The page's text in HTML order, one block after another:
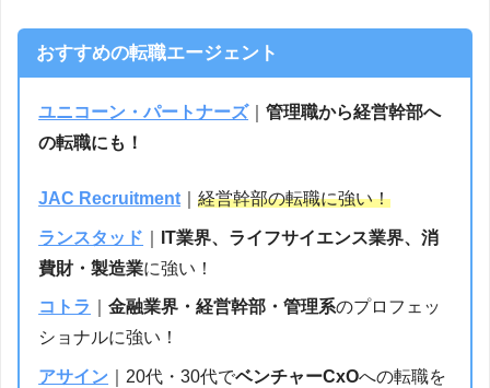
おすすめの転職エージェント
ユニコーン・パートナーズ｜管理職から経営幹部へ
の転職にも！
JAC Recruitment ｜経営幹部の転職に強い！
ランスタッド
IT業界、ライフサイエンス業界、消
費財・製造業に強い！
コトラ ｜金融業界・経営幹部・管理系のプロフェッ
ショナルに強い！
アサイン ｜20代・30代でベンチャーCxOへの転職を